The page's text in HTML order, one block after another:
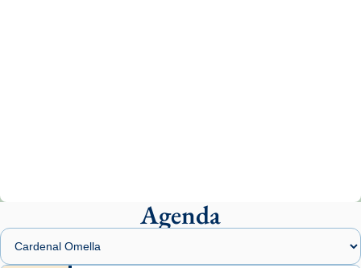
Arquebisbat de Barcelona
2 weeks ago
Memòria de les santes Juliana i
Agenda